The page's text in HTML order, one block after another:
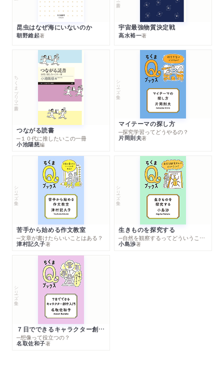
昆虫はなぜ海にいないのか
朝野維起著
宇宙最強物質決定戦
高水裕一著
ちくまプリマー新書
つながる読書
─１０代に推したいこの一冊
小池陽慈編
シリーズ・全集
マイテーマの探し方
─探究学習ってどうやるの？
片岡則夫著
シリーズ・全集
苦手から始める作文教室
─文章が書けたらいいことはある？
津村記久子著
シリーズ・全集
生きものを探究する
─自然を観察するってどういうこと？
小島渉著
シリーズ・全集
７日でできるキャラクター創作入門
─想像って役立つの？
名取佐和子著